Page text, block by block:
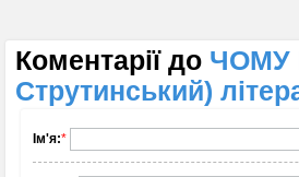
Коментарії до ЧОМУ
Струтинський)
Ім'я:*